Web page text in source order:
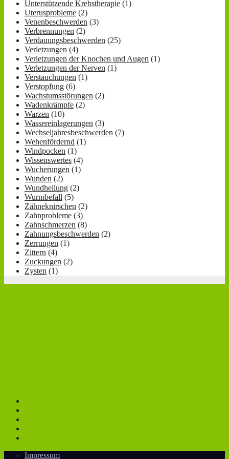
Unterstützende Krebstherapie (1)
Uterusprobleme (2)
Venenbeschwerden (3)
Verbrennungen (2)
Verdauungsbeschwerden (25)
Verletzungen (4)
Verletzungen der Knochen und Augen (1)
Verletzungen der Nerven (1)
Verstauchungen (1)
Verstopfung (6)
Wachstumsstörungen (2)
Wadenkrämpfe (2)
Warzen (10)
Wassereinlagerungen (3)
Wechseljahresbeschwerden (7)
Wehenfördernd (1)
Windpocken (1)
Wissenswertes (4)
Wucherungen (1)
Wunden (2)
Wundheilung (2)
Wurmbefall (5)
Zähneknirschen (2)
Zahnprobleme (3)
Zahnschmerzen (8)
Zahnungsbeschwerden (2)
Zerrungen (1)
Zittern (4)
Zuckungen (2)
Zysten (1)
Impressum